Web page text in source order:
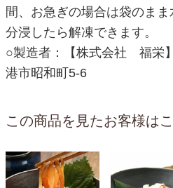
間、お急ぎの場合は袋のま
分浸したら解凍できます。
○製造者：【株式会社 福栄
港市昭和町5-6
この商品を見たお客様は